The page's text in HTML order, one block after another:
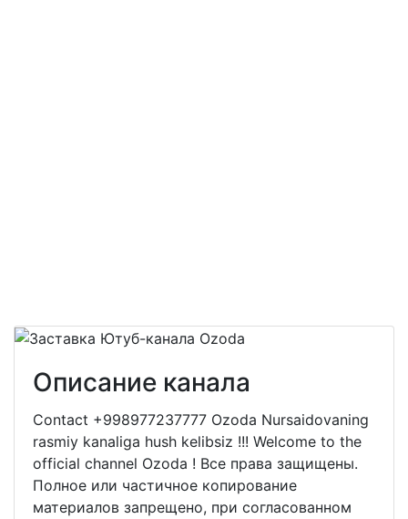
Описание канала
Contact +998977237777 Ozoda Nursaidovaning
rasmiy kanaliga hush kelibsiz !!! Welcome to the
official channel Ozoda ! Все права защищены.
Полное или частичное копирование
материалов запрещено, при согласованном